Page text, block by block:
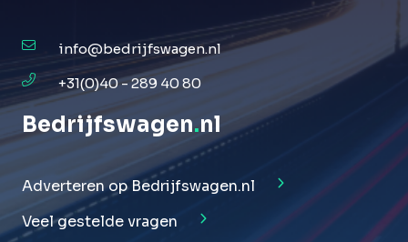
info@bedrijfswagen.nl
+31(0)40 - 289 40 80
Bedrijfswagen.nl
Adverteren op Bedrijfswagen.nl
Veel gestelde vragen